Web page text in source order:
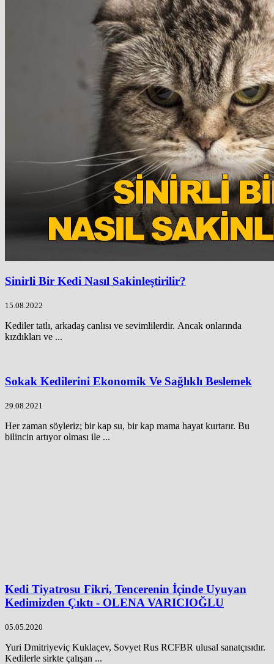
Sinirli Bir Kedi Nasıl Sakinleştirilir?
15.08.2022
Kediler tatlı, arkadaş canlısı ve sevimlilerdir. Ancak onlarında
kızdıkları ve ...
Sokak Kedilerini Ekonomik Ve Sağlıklı Beslemek
29.08.2021
Her zaman söyleriz; bir kap su, bir kap mama hayat kurtarır. Bu
bilincin artıyor olması ile ...
Kedi Tiyatrosu Fikri, Tencerenin İçinde Uyuyan
Kedimizden Çıktı - OLENA VARICIOĞLU
05.05.2020
Yuri Dmitriyeviç Kuklaçev, Sovyet Rus RCFBR ulusal sanatçısıdır.
Kedilerle sirkte çalışan ...